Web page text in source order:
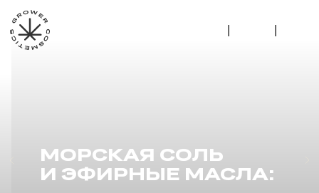
МОРСКАЯ СОЛЬ
И ЭФИРНЫЕ МАСЛА: